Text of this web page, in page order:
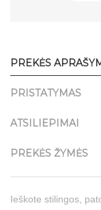
PREKĖS
PRISTATYMAS
ATSILIEPIMAI
PREKĖS ŽYMĖS
Ieškote stilingos,